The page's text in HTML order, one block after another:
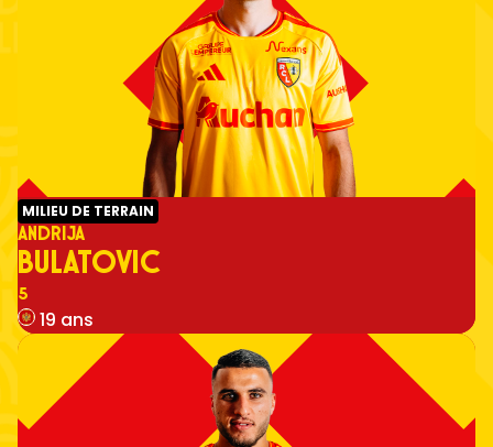
MILIEU DE TERRAIN
ANDRIJA
BULATOVIC
Numéro
5
19 ans